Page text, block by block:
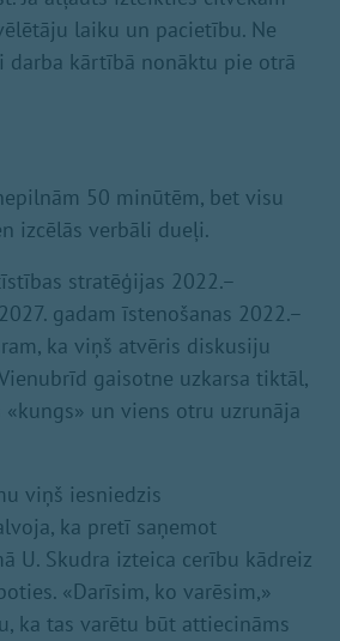
laiku un pacietību. Ne
darba kārtībā nonāktu pie otrā
50 minūtēm, bet visu
izcēlās verbāli dueļi.
stratēģijas 2022.–
gadam īstenošanas 2022.–
ka viņš atvēris diskusiju
gaisotne uzkarsa tiktāl,
un viens otru uzrunāja
viņš iesniedzis
ka pretī saņemot
U. Skudra izteica cerību kādreiz
«Darīsim, ko varēsim,»
ka tas varētu būt attiecināms